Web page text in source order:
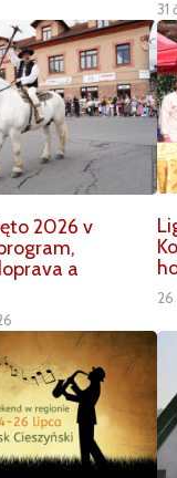
31
2026 v
a
26